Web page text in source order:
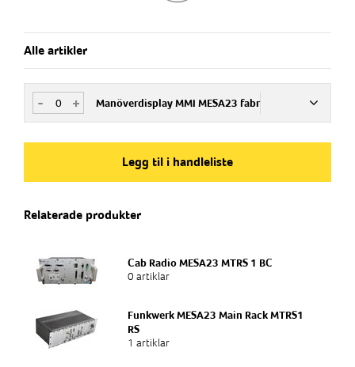
Alle artikler
+
- Manöverdisplay MMI MESA23 fabr
Art.nr
Funkwerk Cab Radio, 8W
Tilbehør
Funkwerk Cab Radio
Legg til i handleliste
Relaterade produkter
Cab Radio MESA23 MTRS 1 BC
0 artiklar
Funkwerk MESA23 Main Rack MTRS1
RS
1 artiklar